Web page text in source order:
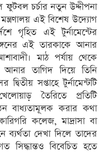
ফুটবল চর্চার নতুন উদ্দীপনা
এই বিশেষ উদ্যোগ
গৃহিত এই টুর্নামেন্টের
এই তারকাকে আনার
মাঠ পর্যায় থেকে
তাগিদ দিয়ে তিনি
সপ্তাহে টুর্নামেন্টটি
তৈরিতে প্রতিটি
বাধ্যতামূলক করার কথা
কলেজ, মাদ্রাসা বা
ব্যর্থতা দেখা দিলে তাদের
সিদ্ধান্তও বিবেচিত হতে